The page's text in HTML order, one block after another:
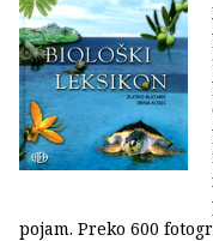
pojam. Preko 600